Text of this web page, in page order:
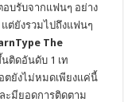
อบรับจากแฟนๆ อย่าง
ต่ยังรวมไปถึงแฟนๆ
The
ติดอันดับ 1 เท
ยังไม่หมดเพียงแค่นี้
ะมียอดการติดตาม